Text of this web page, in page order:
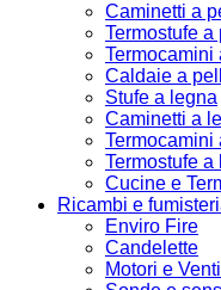
Caminetti a
Termostufe a
Termocamini
Caldaie a
Stufe a legna
Caminetti a
Termocamini
Termostufe a
Cucine e
Ricambi e
Enviro Fire
Candelette
Motori e